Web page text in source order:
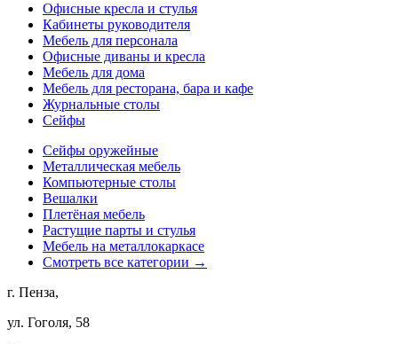
Офисные кресла и стулья
Кабинеты руководителя
Мебель для персонала
Офисные диваны и кресла
Мебель для дома
Мебель для ресторана, бара и кафе
Журнальные столы
Сейфы
Сейфы оружейные
Металлическая мебель
Компьютерные столы
Вешалки
Плетёная мебель
Растущие парты и стулья
Мебель на металлокаркасе
Смотреть все категории →
г. Пенза,
ул. Гоголя, 58